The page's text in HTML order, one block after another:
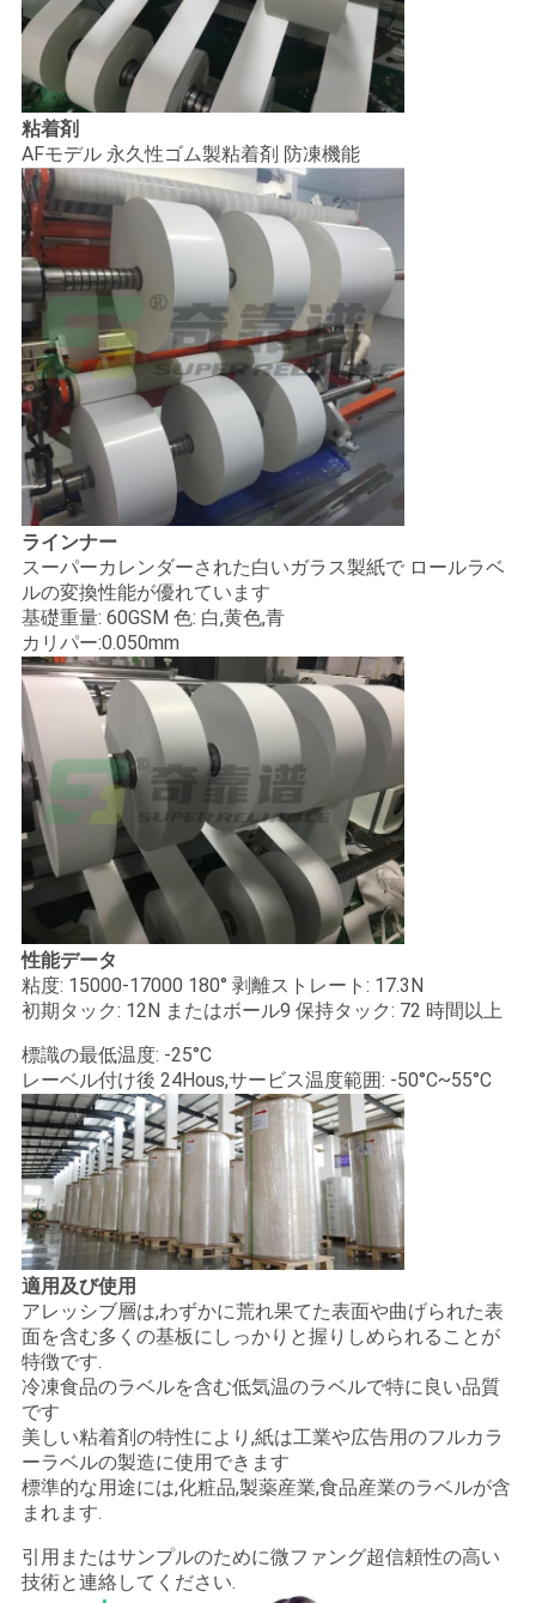
求
し
な
さ
い
地
図
PRIVACY
POLICY
粘着剤
AFモデル 永久性ゴム製粘着剤 防凍機能
ラインナー
スーパーカレンダーされた白いガラス製紙で ロールラベ
ルの変換性能が優れています
基礎重量: 60GSM 色: 白,黄色,青
カリパー:0.050mm
性能データ
粘度: 15000-17000 180° 剥離ストレート: 17.3N
初期タック: 12N またはボール9 保持タック: 72 時間以上
標識の最低温度: -25°C
レーベル付け後 24Hous,サービス温度範囲: -50°C~55°C
適用及び使用
アレッシブ層は,わずかに荒れ果てた表面や曲げられた表
面を含む多くの基板にしっかりと握りしめられることが
特徴です.
冷凍食品のラベルを含む低気温のラベルで特に良い品質
です
美しい粘着剤の特性により,紙は工業や広告用のフルカラ
ーラベルの製造に使用できます
標準的な用途には,化粧品,製薬産業,食品産業のラベルが含
まれます.
引用またはサンプルのために微ファング超信頼性の高い
技術と連絡してください.